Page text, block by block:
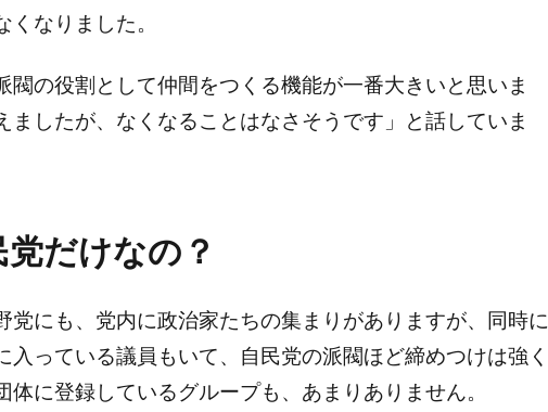
なりました。
の役割として仲間をつくる機能が一番大きいと思いま
ましたが、なくなることはなさそうです」と話していま
だけなの？
にも、党内に政治家たちの集まりがありますが、同時に
入っている議員もいて、自民党の派閥ほど締めつけは強く
体に登録しているグループも、あまりありません。